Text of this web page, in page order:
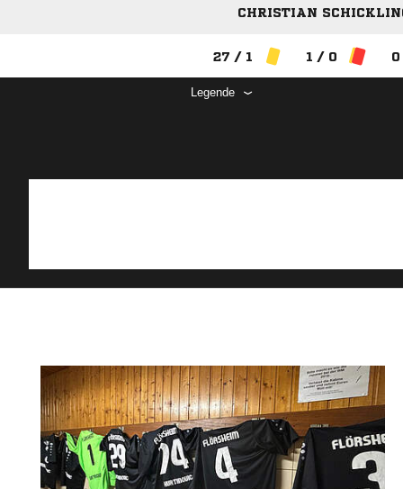
CHRISTIAN
27 / 1 1 / 0
Legende